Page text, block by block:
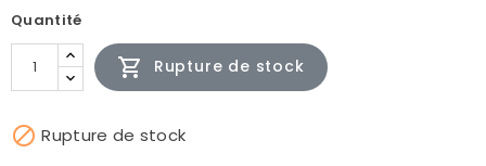
Quantité
 Rupture de stock
 Rupture de stock